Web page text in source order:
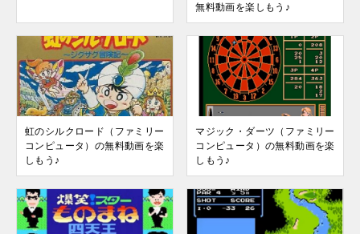
無料動画を楽しもう♪
虹のシルクロード（ファミリー
コンピュータ）の無料動画を楽
しもう♪
マジック・ダーツ（ファミリー
コンピュータ）の無料動画を楽
しもう♪